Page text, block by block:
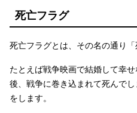
死亡フラグ
死亡フラグとは、その名の通り「
たとえば戦争映画で結婚して幸
後、戦争に巻き込まれて死んで
をします。